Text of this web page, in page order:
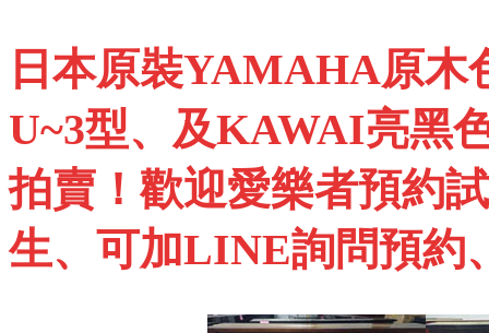
日本原裝YAMAHA原木
U~3型、及KAWAI亮黑
拍賣！歡迎愛樂者預約
生、可加LINE詢問預約